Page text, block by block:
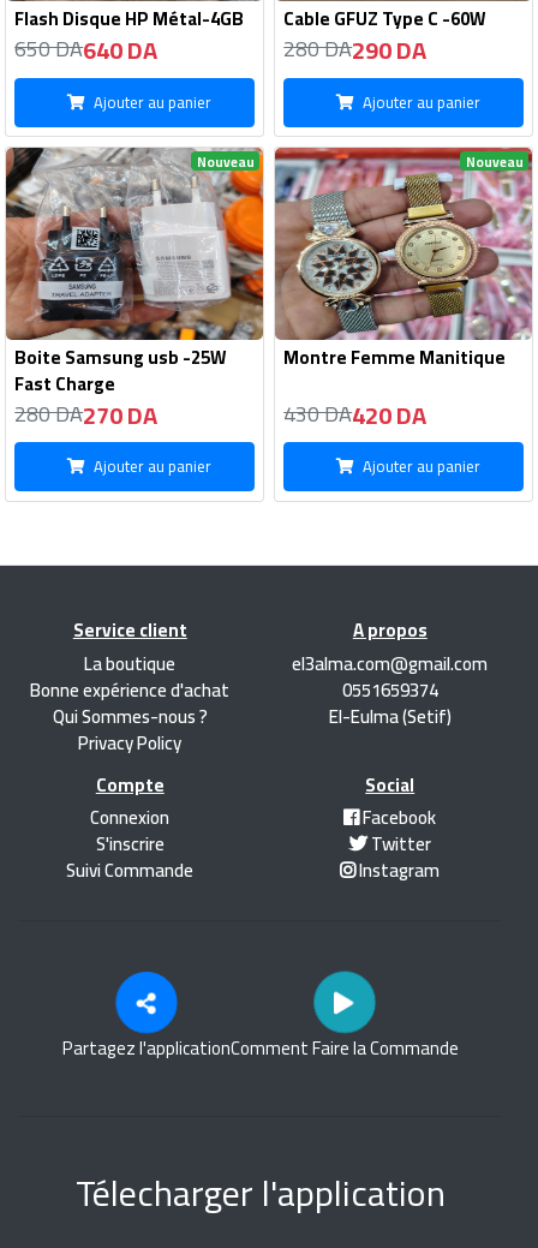
Flash Disque HP Métal-4GB
650 DA640 DA
Ajouter au panier
Cable GFUZ Type C -60W
280 DA290 DA
Ajouter au panier
Nouveau
Boite Samsung usb -25W
Fast Charge
280 DA270 DA
Ajouter au panier
Nouveau
Montre Femme Manitique
430 DA420 DA
Ajouter au panier
Service client
La boutique
Bonne expérience d'achat
Qui Sommes-nous ?
Privacy Policy
A propos
el3alma.com@gmail.com
0551659374
El-Eulma (Setif)
Compte
Connexion
S'inscrire
Suivi Commande
Social
Facebook
Twitter
Instagram
Partagez l'applicationComment Faire la Commande
Télecharger l'application